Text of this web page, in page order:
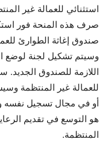
استثنائي للعمالة غير
صرف هذه المنحة فور
صندوق إغاثة الطوارئ
وسيتم تشكيل لجنة لوضع
اللازمة للصندوق الجديد.
للعمالة غير المنتظمة
أو في مجال تسجيل نفسه
هو التوسع في تقديم
المنتظمة.